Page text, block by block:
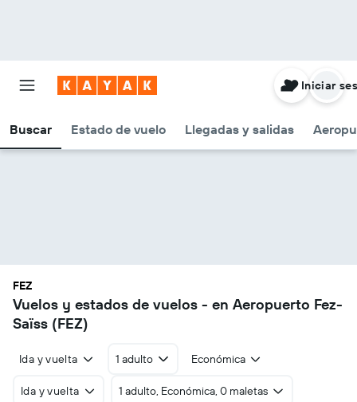
Buscar Estado de vuelo Llegadas y salidas
Iniciar
FEZ
Vuelos y estados de vuelos - en Aeropuerto Fez-
Saïss (FEZ)
Ida y vuelta 1 adulto Económica
Ida y vuelta 1 adulto, Económica, 0 maletas